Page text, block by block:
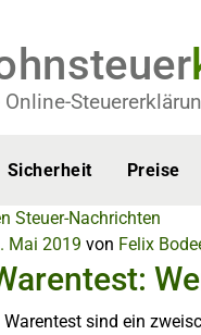
Online-
Sicherheit Preise
Steuer-Nachrichten
Mai 2019 von Felix
sind ein